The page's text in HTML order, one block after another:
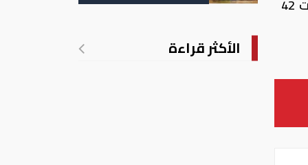
وارتفعت أسهم 42 شركة مقيدة بالبورصة فى ختام التعاملات، وانخفضت 95 شركة، ولم تتغير مستويات 42
الأكثر قراءة